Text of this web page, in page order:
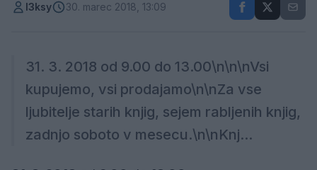
l3ksy 30. marec 2018, 13:09
31. 3. 2018 od 9.00 do 13.00\n\n\nVsi
kupujemo, vsi prodajamo\n\nZa vse
ljubitelje starih knjig, sejem rabljenih knjig,
zadnjo soboto v mesecu.\n\nKnj...